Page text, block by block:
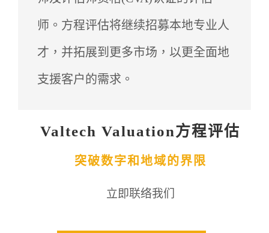
师。方程评估将继续招募本地专业人
才，并拓展到更多市场，以更全面地
支援客户的需求。
Valtech Valuation方程评估
突破数字和地域的界限
立即联络我们